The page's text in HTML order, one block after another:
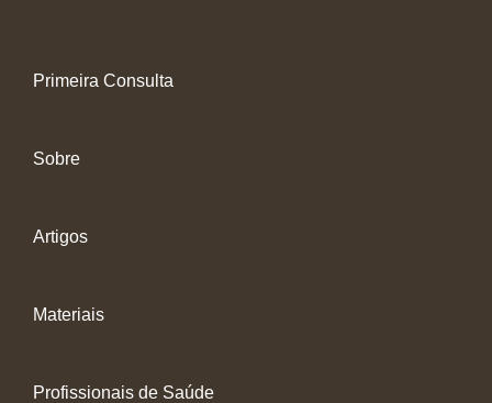
Primeira Consulta
Sobre
Artigos
Materiais
Profissionais de Saúde